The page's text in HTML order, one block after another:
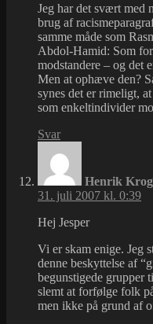
Jeg har det svært med
brug af
samme måde som
Abdol-Hamid: Som
modstandere – og det
Men at ophæve den?
synes det er rimeligt,
som enkeltindivider
Svar
Henrik Krog
31. juli 2007 kl. 0:39
Hej Jesper
Vi er skam enige. Jeg
denne beskyttelse af
begunstigede grupper
slemt at forfølge folk
men ikke på grund af